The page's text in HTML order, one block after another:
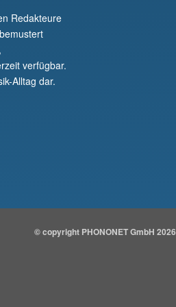
Redakteure
verfügbar.
Alltag dar.
© copyright PHONONET GmbH 2026